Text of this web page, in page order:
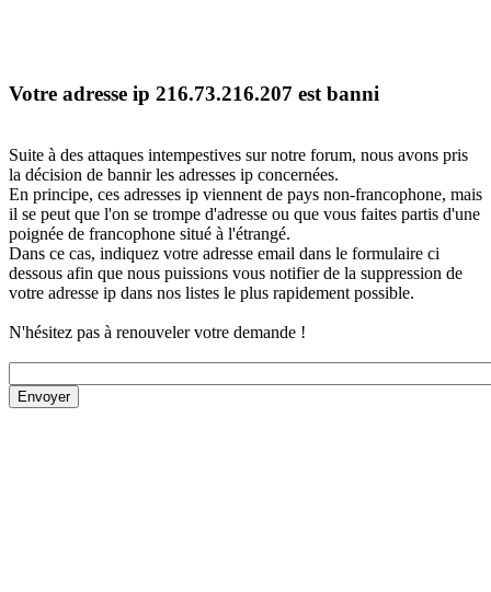
Votre adresse ip 216.73.216.207 est banni
Suite à des attaques intempestives sur notre forum, nous avons pris
la décision de bannir les adresses ip concernées.
En principe, ces adresses ip viennent de pays non-francophone, mais
il se peut que l'on se trompe d'adresse ou que vous faites partis d'une
poignée de francophone situé à l'étrangé.
Dans ce cas, indiquez votre adresse email dans le formulaire ci
dessous afin que nous puissions vous notifier de la suppression de
votre adresse ip dans nos listes le plus rapidement possible.
N'hésitez pas à renouveler votre demande !